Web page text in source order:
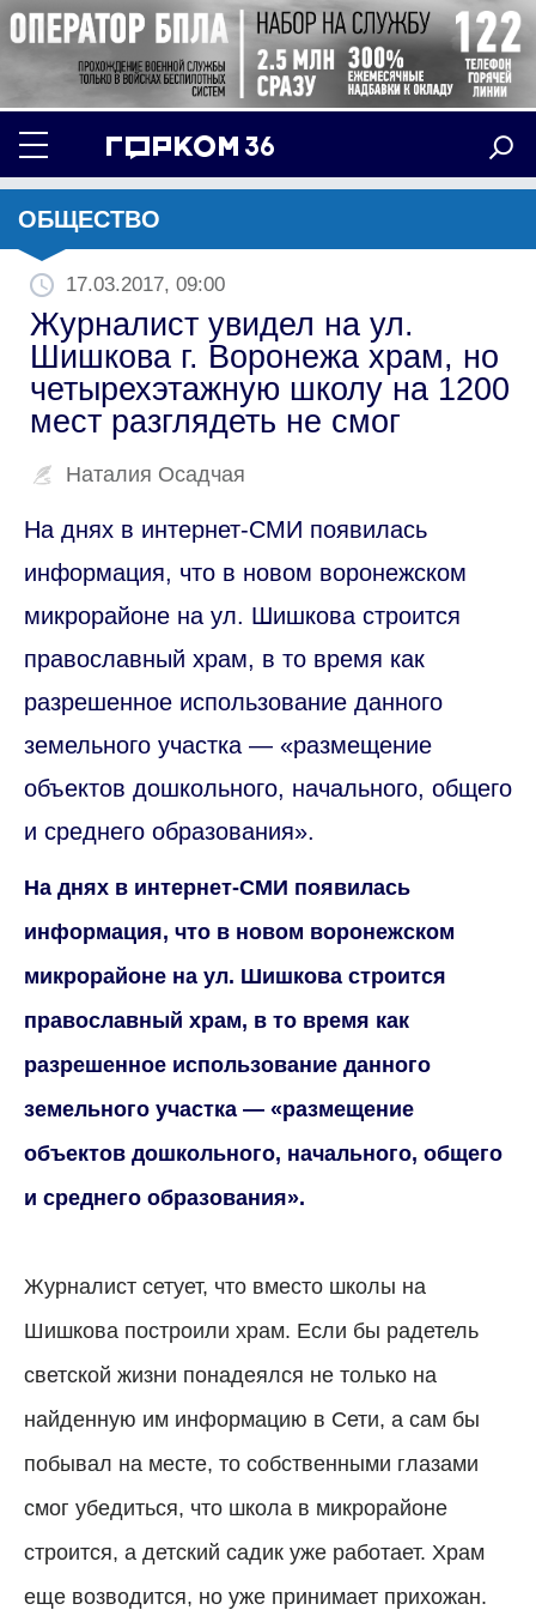
ОБЩЕСТВО
17.03.2017, 09:00
Журналист увидел на ул.
Шишкова г. Воронежа храм, но
четырехэтажную школу на 1200
мест разглядеть не смог
Наталия Осадчая
На днях в интернет-СМИ появилась
информация, что в новом воронежском
микрорайоне на ул. Шишкова строится
православный храм, в то время как
разрешенное использование данного
земельного участка — «размещение
объектов дошкольного, начального, общего
и среднего образования».
На днях в интернет-СМИ появилась
информация, что в новом воронежском
микрорайоне на ул. Шишкова строится
православный храм, в то время как
разрешенное использование данного
земельного участка — «размещение
объектов дошкольного, начального, общего
и среднего образования».
Журналист сетует, что вместо школы на
Шишкова построили храм. Если бы радетель
светской жизни понадеялся не только на
найденную им информацию в Cети, а сам бы
побывал на месте, то собственными глазами
смог убедиться, что школа в микрорайоне
строится, а детский садик уже работает. Храм
еще возводится, но уже принимает прихожан.